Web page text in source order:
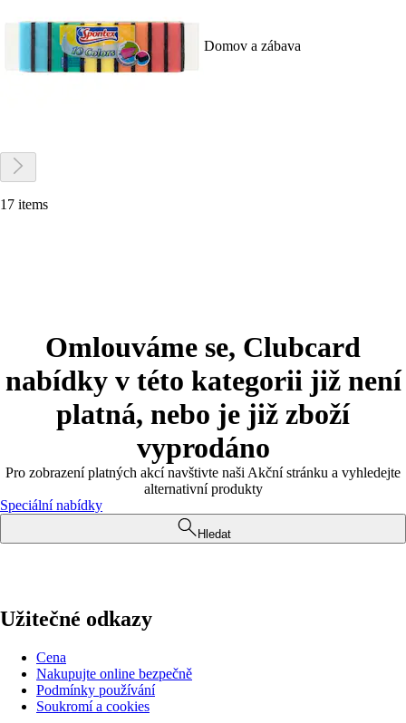
Domov a zábava
17 items
Omlouváme se, Clubcard
nabídky v této kategorii již není
platná, nebo je již zboží
vyprodáno
Pro zobrazení platných akcí navštivte naši Akční stránku a vyhledejte
alternativní produkty
Speciální nabídky
Hledat
Užitečné odkazy
Cena
Nakupujte online bezpečně
Podmínky používání
Soukromí a cookies